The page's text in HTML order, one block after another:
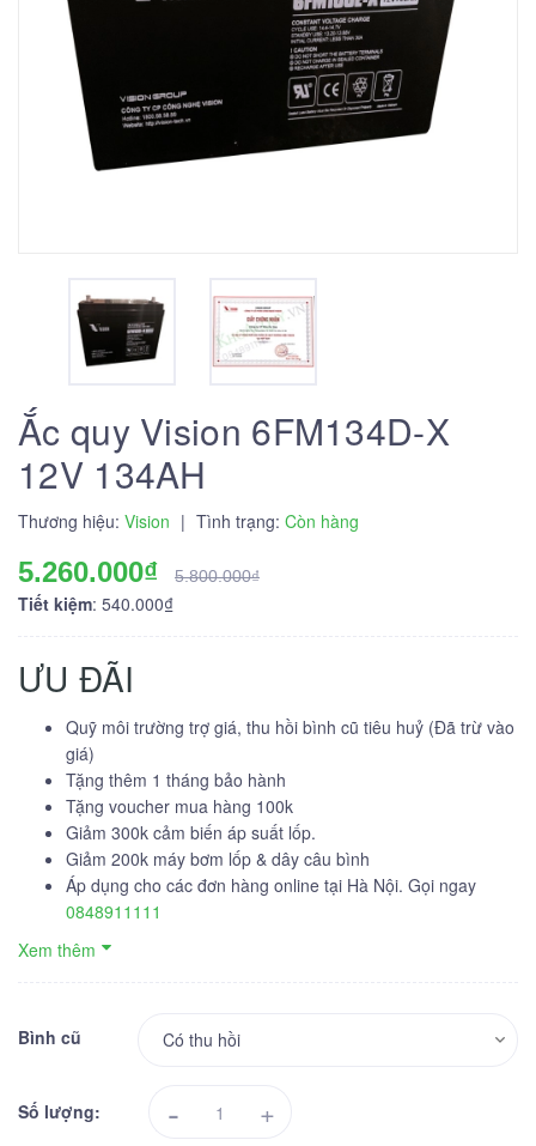
Ắc quy Vision 6FM134D-X
12V 134AH
Thương hiệu: Vision | Tình trạng: Còn hàng
5.260.000₫ 5.800.000₫
Tiết kiệm: 540.000₫
ƯU ĐÃI
Quỹ môi trường trợ giá, thu hồi bình cũ tiêu huỷ (Đã trừ vào
giá)
Tặng thêm 1 tháng bảo hành
Tặng voucher mua hàng 100k
Giảm 300k cảm biến áp suất lốp.
Giảm 200k máy bơm lốp & dây câu bình
Áp dụng cho các đơn hàng online tại Hà Nội. Gọi ngay
0848911111
Xem thêm
Bình cũ
Số lượng: - +